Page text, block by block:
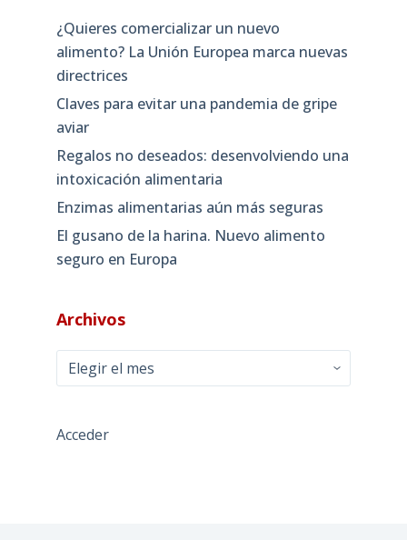
¿Quieres comercializar un nuevo
alimento? La Unión Europea marca nuevas
directrices
Claves para evitar una pandemia de gripe
aviar
Regalos no deseados: desenvolviendo una
intoxicación alimentaria
Enzimas alimentarias aún más seguras
El gusano de la harina. Nuevo alimento
seguro en Europa
Archivos
Archivos
Acceder